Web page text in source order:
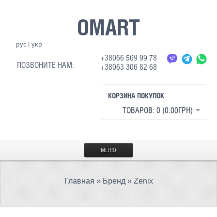
OMART
рус| укр
ПОЗВОНИТЕ НАМ:
+38066 569 99 78
+38063 306 82 68
КОРЗИНА ПОКУПОК
ТОВАРОВ: 0 (0.00ГРН)
МЕНЮ
СВЕТООТРАЖАЮЩАЯ ТКАНЬ
Главная » Бренд » Zenix